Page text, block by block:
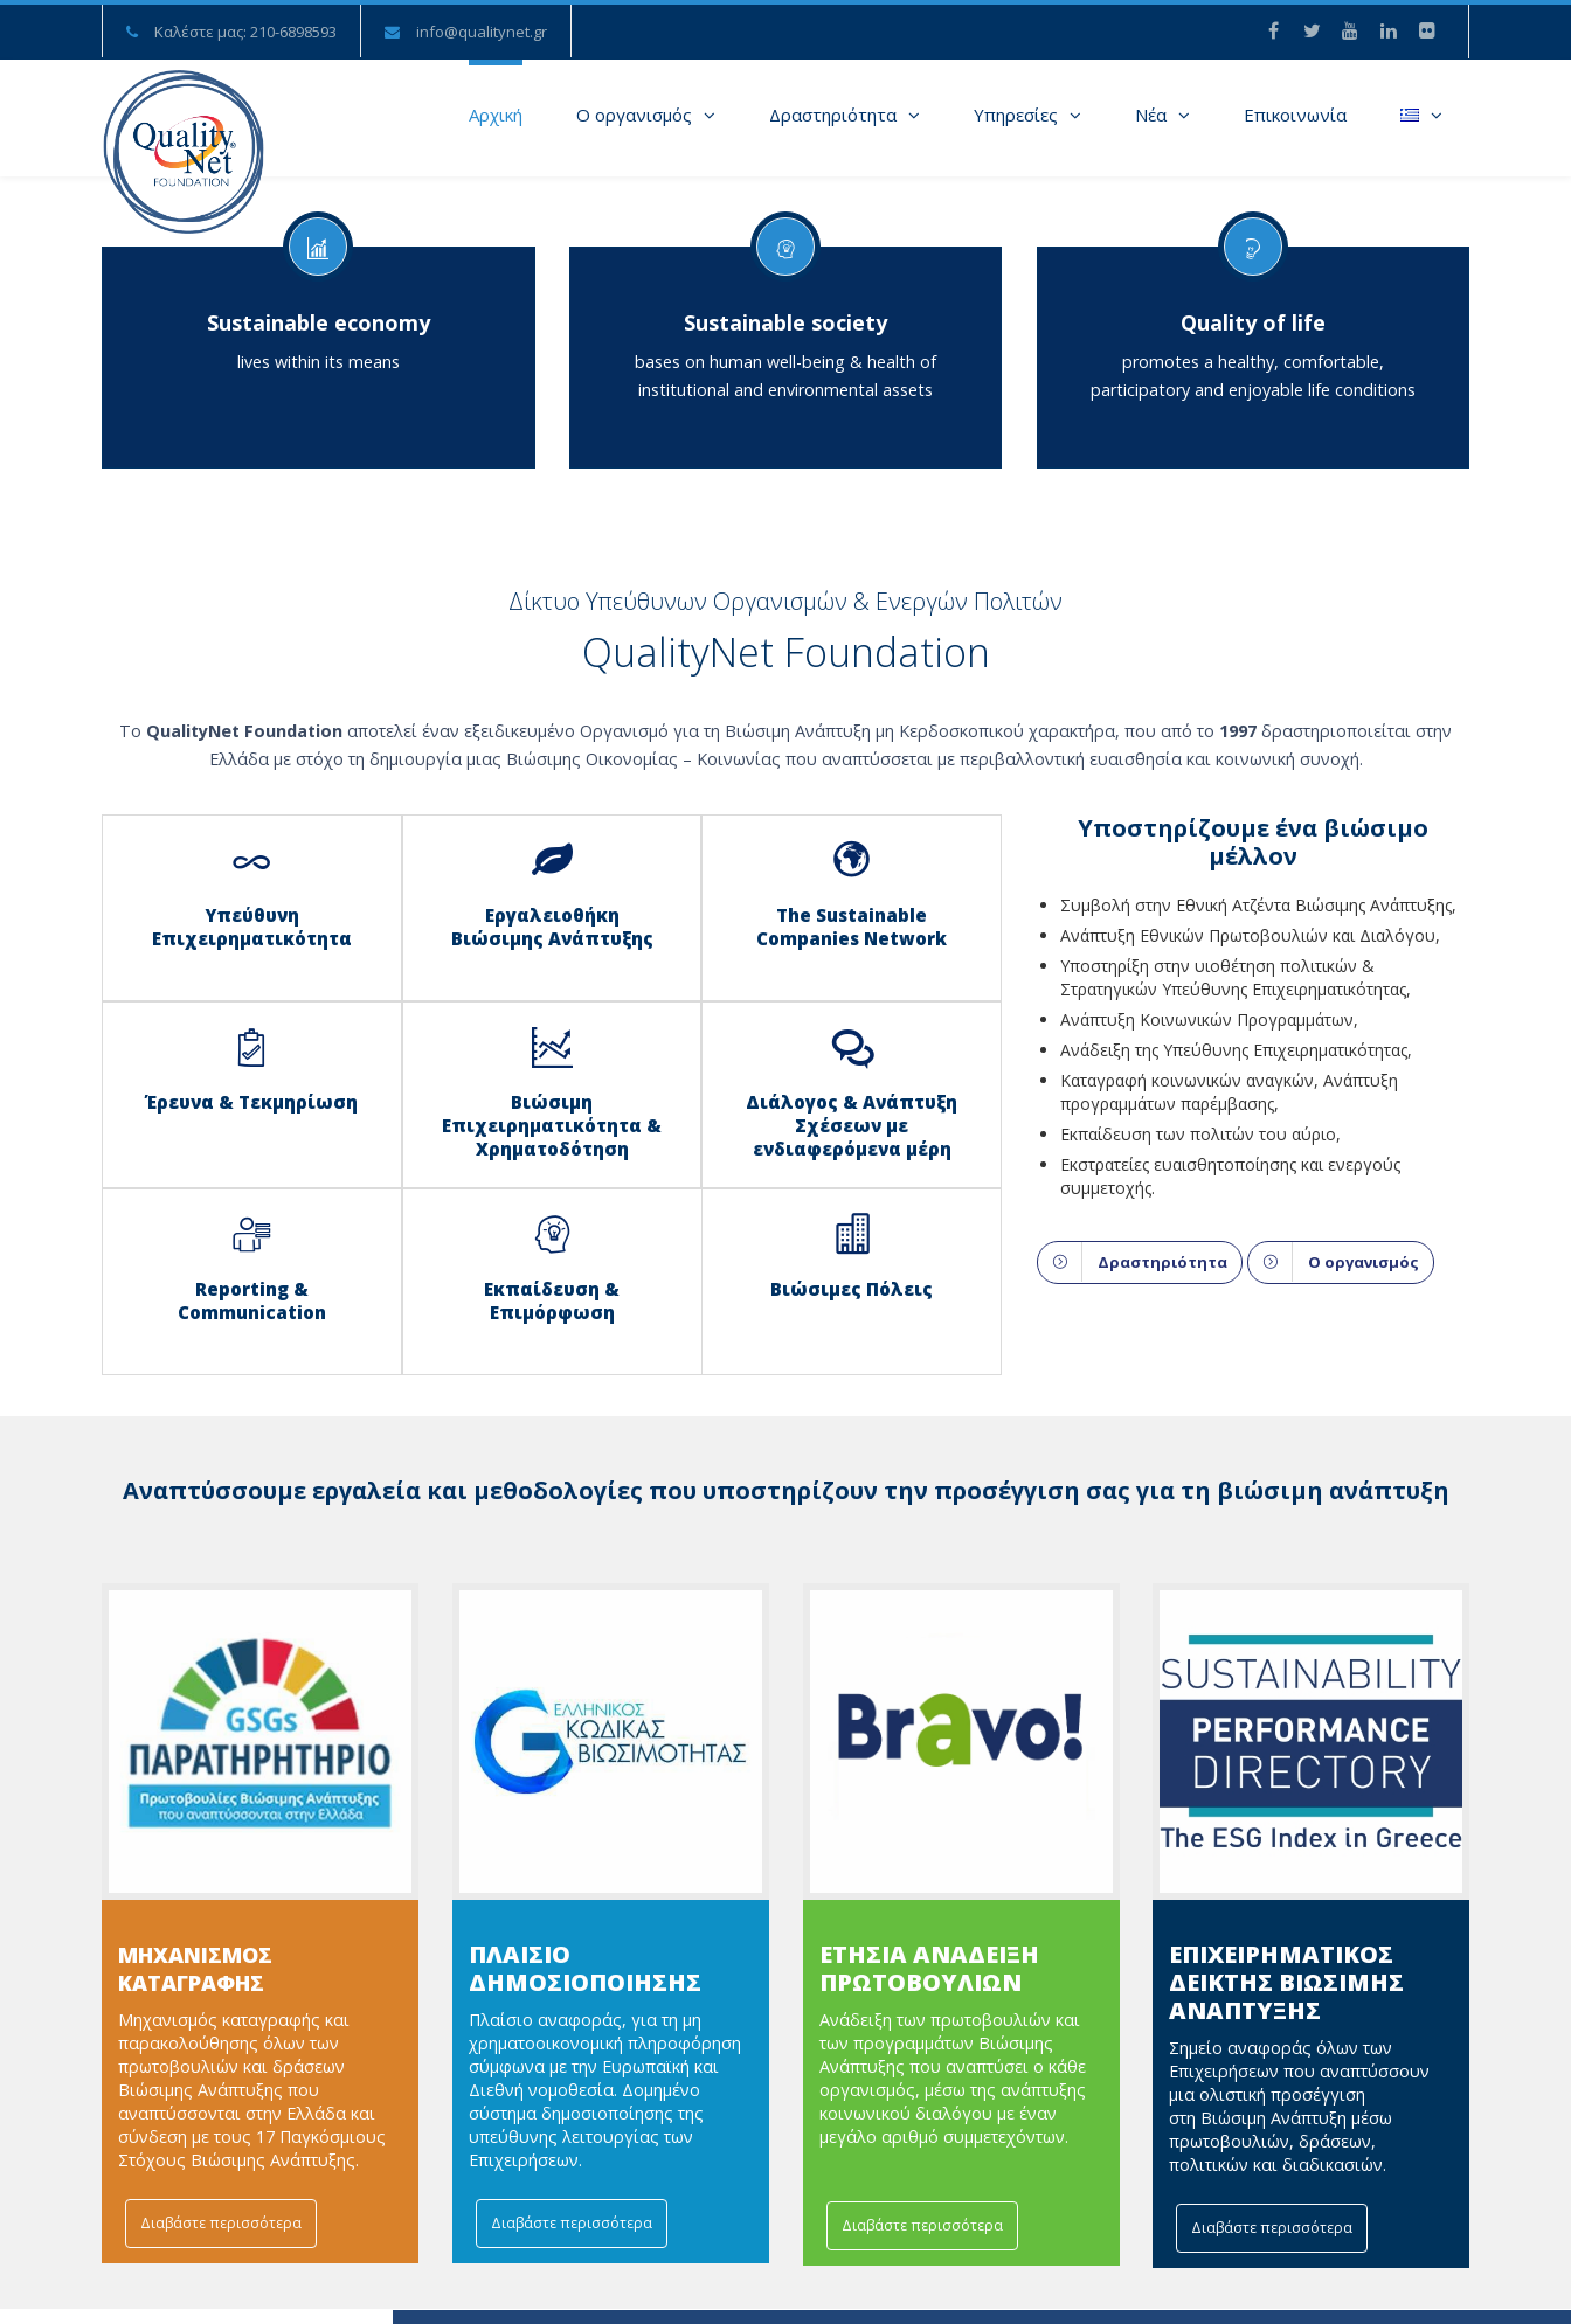
Καλέστε μας: 210-6898593 info@qualitynet.gr
Αρχική Ο οργανισμός Δραστηριότητα Υπηρεσίες Νέα Επικοινωνία
Sustainable economy
lives within its means
Sustainable society
bases on human well-being & health of
institutional and environmental assets
Quality of life
promotes a healthy, comfortable,
participatory and enjoyable life conditions
Δίκτυο Υπεύθυνων Οργανισμών & Ενεργών Πολιτών
QualityNet Foundation
Το QualityNet Foundation αποτελεί έναν εξειδικευμένο Οργανισμό για τη Βιώσιμη Ανάπτυξη μη Κερδοσκοπικού χαρακτήρα, που από το 1997 δραστηριοποιείται στην
Ελλάδα με στόχο τη δημιουργία μιας Βιώσιμης Οικονομίας – Κοινωνίας που αναπτύσσεται με περιβαλλοντική ευαισθησία και κοινωνική συνοχή.
Υπεύθυνη
Επιχειρηματικότητα
Εργαλειοθήκη
Βιώσιμης Ανάπτυξης
The Sustainable
Companies Network
Έρευνα & Τεκμηρίωση
Βιώσιμη
Επιχειρηματικότητα &
Χρηματοδότηση
Διάλογος & Ανάπτυξη
Σχέσεων με
ενδιαφερόμενα μέρη
Reporting &
Communication
Εκπαίδευση &
Επιμόρφωση
Βιώσιμες Πόλεις
Υποστηρίζουμε ένα βιώσιμο
μέλλον
Συμβολή στην Εθνική Ατζέντα Βιώσιμης Ανάπτυξης,
Ανάπτυξη Εθνικών Πρωτοβουλιών και Διαλόγου,
Υποστηρίξη στην υιοθέτηση πολιτικών &
Στρατηγικών Υπεύθυνης Επιχειρηματικότητας,
Ανάπτυξη Κοινωνικών Προγραμμάτων,
Ανάδειξη της Υπεύθυνης Επιχειρηματικότητας,
Καταγραφή κοινωνικών αναγκών, Ανάπτυξη
προγραμμάτων παρέμβασης,
Εκπαίδευση των πολιτών του αύριο,
Εκστρατείες ευαισθητοποίησης και ενεργούς
συμμετοχής.
Δραστηριότητα Ο οργανισμός
Αναπτύσσουμε εργαλεία και μεθοδολογίες που υποστηρίζουν την προσέγγιση σας για τη βιώσιμη ανάπτυξη
ΜΗΧΑΝΙΣΜΟΣ
ΚΑΤΑΓΡΑΦΗΣ
Μηχανισμός καταγραφής και
παρακολούθησης όλων των
πρωτοβουλιών και δράσεων
Βιώσιμης Ανάπτυξης που
αναπτύσσονται στην Ελλάδα και
σύνδεση με τους 17 Παγκόσμιους
Στόχους Βιώσιμης Ανάπτυξης.
Διαβάστε περισσότερα
ΠΛΑΙΣΙΟ
ΔΗΜΟΣΙΟΠΟΙΗΣΗΣ
Πλαίσιο αναφοράς, για τη μη
χρηματοοικονομική πληροφόρηση
σύμφωνα με την Ευρωπαϊκή και
Διεθνή νομοθεσία. Δομημένο
σύστημα δημοσιοποίησης της
υπεύθυνης λειτουργίας των
Επιχειρήσεων.
Διαβάστε περισσότερα
ΕΤΗΣΙΑ ΑΝΑΔΕΙΞΗ
ΠΡΩΤΟΒΟΥΛΙΩΝ
Ανάδειξη των πρωτοβουλιών και
των προγραμμάτων Βιώσιμης
Ανάπτυξης που αναπτύσει ο κάθε
οργανισμός, μέσω της ανάπτυξης
κοινωνικού διαλόγου με έναν
μεγάλο αριθμό συμμετεχόντων.
Διαβάστε περισσότερα
ΕΠΙΧΕΙΡΗΜΑΤΙΚΟΣ
ΔΕΙΚΤΗΣ ΒΙΩΣΙΜΗΣ
ΑΝΑΠΤΥΞΗΣ
Σημείο αναφοράς όλων των
Επιχειρήσεων που αναπτύσσουν
μια ολιστική προσέγγιση
στη Βιώσιμη Ανάπτυξη μέσω
πρωτοβουλιών, δράσεων,
πολιτικών και διαδικασιών.
Διαβάστε περισσότερα